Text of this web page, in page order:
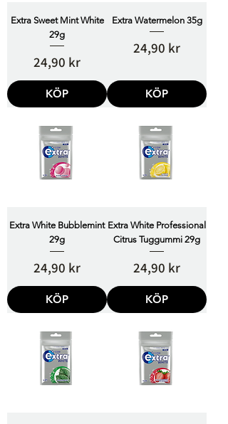
Extra Sweet Mint White
29g
Pris
24,90 kr
KÖP
Extra Watermelon 35g
Pris
24,90 kr
KÖP
Extra White Bubblemint
29g
Pris
24,90 kr
KÖP
Extra White Professional
Citrus Tuggummi 29g
Pris
24,90 kr
KÖP